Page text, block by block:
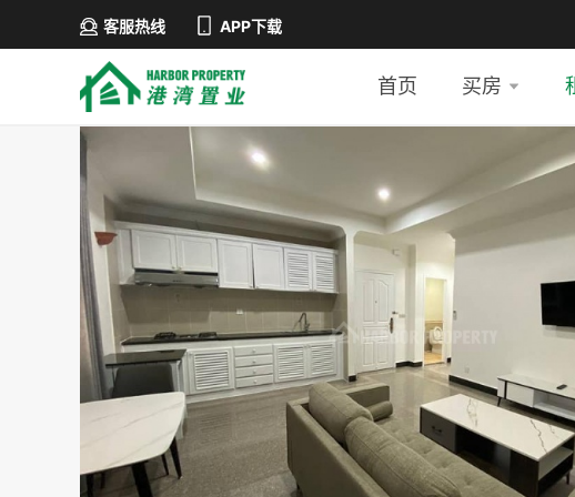
客服热线 APP下载
首页 买房